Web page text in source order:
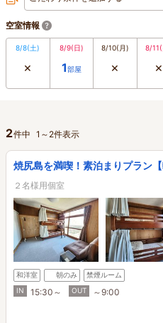
空室情報
8/8(土)
×
8/9(日)
1部屋
8/10(月)
×
8/11
×
2件中 1 ～ 2件表示
焼尻島を満喫！素泊まりプラン【
２名様用個室
和洋室 朝のみ
禁煙ルーム
IN
15:30～ OUT ～9:00